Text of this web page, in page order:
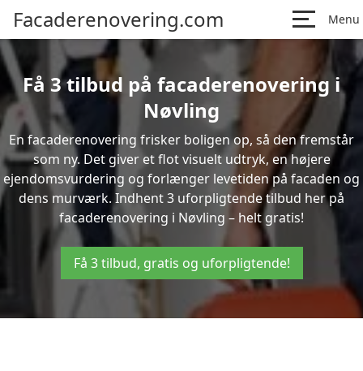
Facaderenovering.com Menu
Få 3 tilbud på facaderenovering i
Nøvling
En facaderenovering frisker boligen op, så den fremstår
som ny. Det giver et flot visuelt udtryk, en højere
ejendomsvurdering og forlænger levetiden på facaden og
dens murværk. Indhent 3 uforpligtende tilbud her på
facaderenovering i Nøvling – helt gratis!
Få 3 tilbud, gratis og uforpligtende!